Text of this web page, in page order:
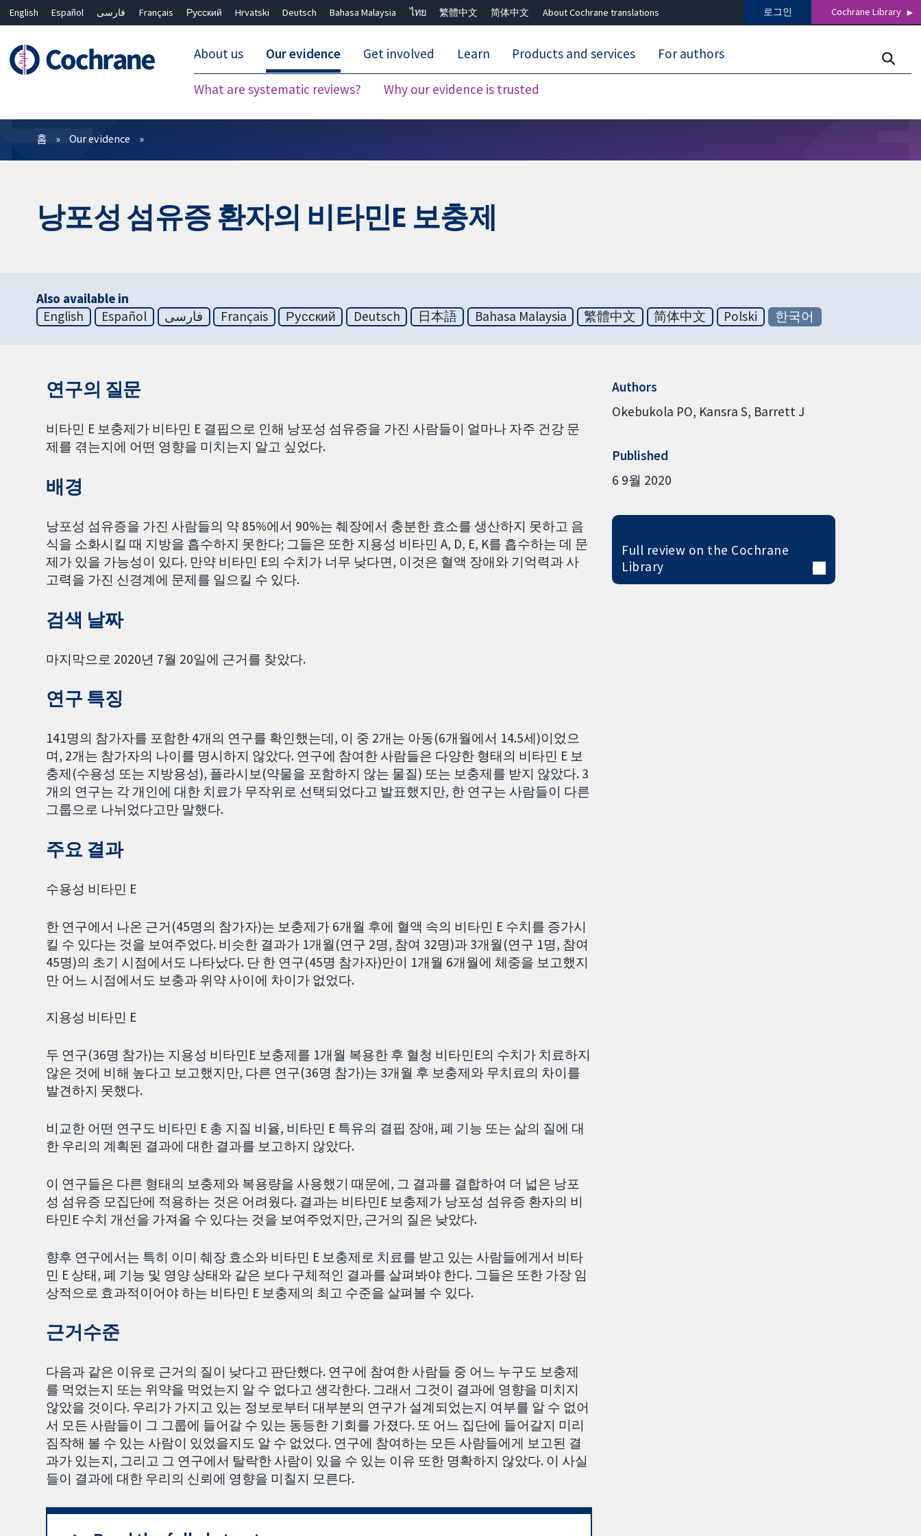
English Español فارسی Français Русский Hrvatski Deutsch Bahasa Malaysia ไทย 繁體中文 简体中文 About Cochrane translations 로그인 Cochrane Library
About us Our evidence
What are systematic reviews? Why our evidence is trusted
Get involved Learn Products and services For authors
필터
홈 Our evidence
낭포성 섬유증 환자의 비타민E 보충제
Also available in
English
Español فارسی Français Русский Deutsch 日本語 Bahasa Malaysia 繁體中文 简体中文 Polski 한국어
연구의 질문
비타민 E 보충제가 비타민 E 결핍으로 인해 낭포성 섬유증을 가진 사람들이 얼마나 자주 건강 문
제를 겪는지에 어떤 영향을 미치는지 알고 싶었다.
배경
낭포성 섬유증을 가진 사람들의 약 85%에서 90%는 췌장에서 충분한 효소를 생산하지 못하고 음
식을 소화시킬 때 지방을 흡수하지 못한다; 그들은 또한 지용성 비타민 A, D, E, K를 흡수하는 데 문
제가 있을 가능성이 있다. 만약 비타민 E의 수치가 너무 낮다면, 이것은 혈액 장애와 기억력과 사
고력을 가진 신경계에 문제를 일으킬 수 있다.
검색 날짜
마지막으로 2020년 7월 20일에 근거를 찾았다.
연구 특징
141명의 참가자를 포함한 4개의 연구를 확인했는데, 이 중 2개는 아동(6개월에서 14.5세)이었으
며, 2개는 참가자의 나이를 명시하지 않았다. 연구에 참여한 사람들은 다양한 형태의 비타민 E 보
충제(수용성 또는 지방용성), 플라시보(약물을 포함하지 않는 물질) 또는 보충제를 받지 않았다. 3
개의 연구는 각 개인에 대한 치료가 무작위로 선택되었다고 발표했지만, 한 연구는 사람들이 다른
그룹으로 나뉘었다고만 말했다.
주요 결과
수용성 비타민 E
한 연구에서 나온 근거(45명의 참가자)는 보충제가 6개월 후에 혈액 속의 비타민 E 수치를 증가시
킬 수 있다는 것을 보여주었다. 비슷한 결과가 1개월(연구 2명, 참여 32명)과 3개월(연구 1명, 참여
45명)의 초기 시점에서도 나타났다. 단 한 연구(45명 참가자)만이 1개월 6개월에 체중을 보고했지
만 어느 시점에서도 보충과 위약 사이에 차이가 없었다.
지용성 비타민 E
두 연구(36명 참가)는 지용성 비타민E 보충제를 1개월 복용한 후 혈청 비타민E의 수치가 치료하지
않은 것에 비해 높다고 보고했지만, 다른 연구(36명 참가)는 3개월 후 보충제와 무치료의 차이를
발견하지 못했다.
비교한 어떤 연구도 비타민 E 총 지질 비율, 비타민 E 특유의 결핍 장애, 폐 기능 또는 삶의 질에 대
한 우리의 계획된 결과에 대한 결과를 보고하지 않았다.
이 연구들은 다른 형태의 보충제와 복용량을 사용했기 때문에, 그 결과를 결합하여 더 넓은 낭포
성 섬유증 모집단에 적용하는 것은 어려웠다. 결과는 비타민E 보충제가 낭포성 섬유증 환자의 비
타민E 수치 개선을 가져올 수 있다는 것을 보여주었지만, 근거의 질은 낮았다.
향후 연구에서는 특히 이미 췌장 효소와 비타민 E 보충제로 치료를 받고 있는 사람들에게서 비타
민 E 상태, 폐 기능 및 영양 상태와 같은 보다 구체적인 결과를 살펴봐야 한다. 그들은 또한 가장 임
상적으로 효과적이어야 하는 비타민 E 보충제의 최고 수준을 살펴볼 수 있다.
근거수준
다음과 같은 이유로 근거의 질이 낮다고 판단했다. 연구에 참여한 사람들 중 어느 누구도 보충제
를 먹었는지 또는 위약을 먹었는지 알 수 없다고 생각한다. 그래서 그것이 결과에 영향을 미치지
않았을 것이다. 우리가 가지고 있는 정보로부터 대부분의 연구가 설계되었는지 여부를 알 수 없어
서 모든 사람들이 그 그룹에 들어갈 수 있는 동등한 기회를 가졌다. 또 어느 집단에 들어갈지 미리
짐작해 볼 수 있는 사람이 있었을지도 알 수 없었다. 연구에 참여하는 모든 사람들에게 보고된 결
과가 있는지, 그리고 그 연구에서 탈락한 사람이 있을 수 있는 이유 또한 명확하지 않았다. 이 사실
들이 결과에 대한 우리의 신뢰에 영향을 미칠지 모른다.
Authors
Okebukola PO Kansra S Barrett J
Published
6 9월 2020
Full review on the Cochrane
Library